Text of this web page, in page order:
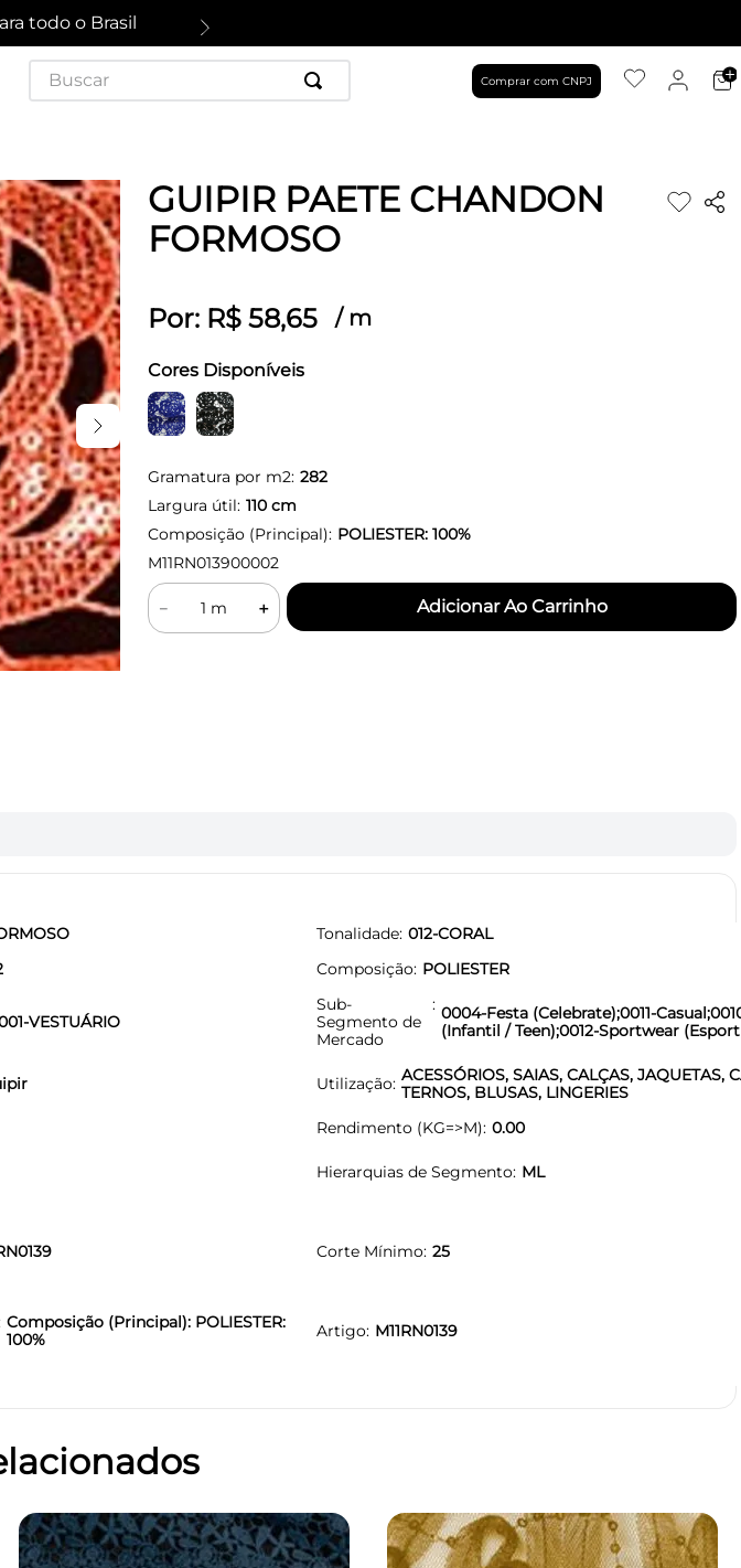
todo o Brasil
Buscar
Comprar com CNPJ
GUIPIR PAETE CHANDON
FORMOSO
Por: R$ 58,65 / m
Cores Disponíveis
Gramatura por m2: 282
Largura útil: 110cm
Composição (Principal): POLIESTER: 100%
M11RN013900002
＋
－
Tonalidade 012-CORAL
Composição POLIESTER
VESTUÁRIO
Sub-
Segmento de
Mercado
0004-Festa (Celebrate);0011-
(Infantil / Teen);0012-Sportwear
Utilização ACESSÓRIOS, SAIAS, CALÇAS, JAQUETAS,
TERNOS, BLUSAS, LINGERIES
Rendimento (KG=>M) 0.00
Hierarquias de Segmento ML
Corte Mínimo 25
Composição (Principal): POLIESTER:
100%
Artigo M11RN0139